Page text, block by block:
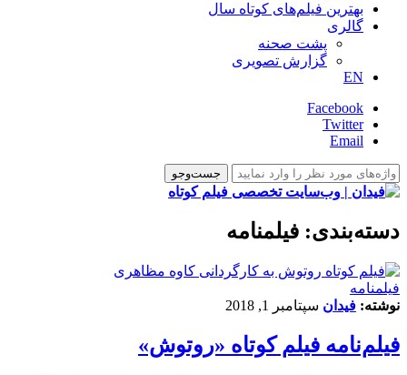
بهترین فیلم‌های کوتاه سال
گالری
پشت صحنه
گزارش تصویری
EN
Facebook
Twitter
Email
دسته‌بندی: فیلمنامه
فیلمنامه
نوشته: فیدان سپتامبر 1, 2018
فیلم‌نامه فیلم کوتاه «روتوش»